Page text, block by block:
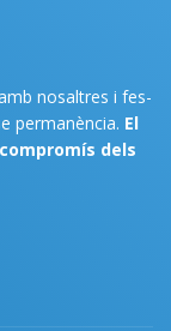
nosaltres i fes-
permanència. El
dels